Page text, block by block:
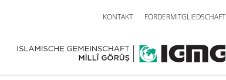
KONTAKT FÖRDERMITGLIEDSCHAFT